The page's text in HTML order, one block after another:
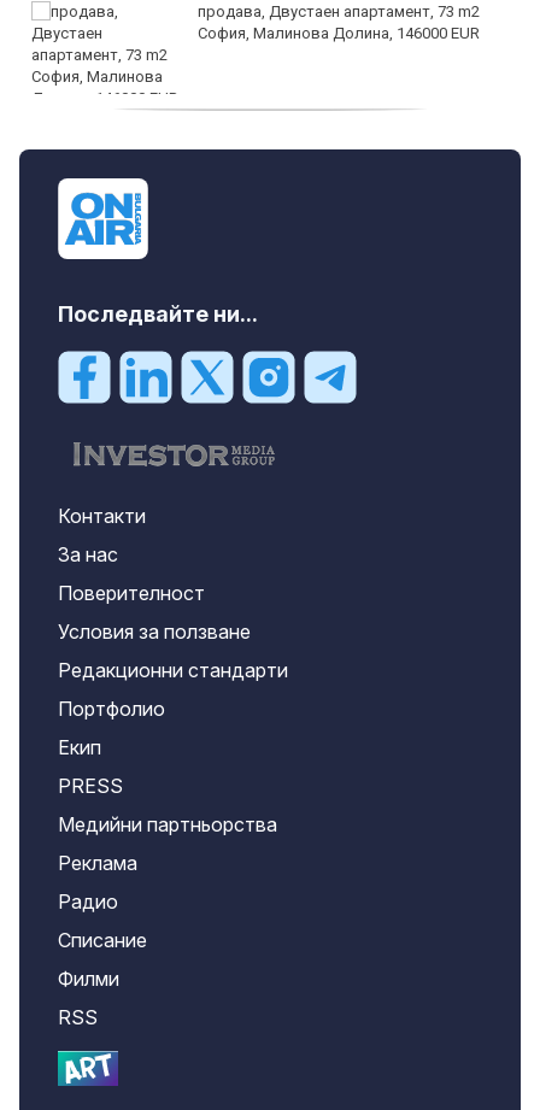
продава, Двустаен апартамент, 73 m2
София, Малинова Долина, 146000 EUR
Последвайте ни...
Контакти
За нас
Поверителност
Условия за ползване
Редакционни стандарти
Портфолио
Екип
PRESS
Медийни партньорства
Реклама
Радио
Списание
Филми
RSS